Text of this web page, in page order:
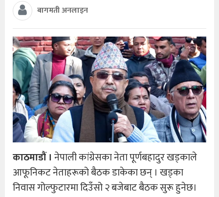
बागमती अनलाइन
काठमाडौं । नेपाली कांग्रेसका नेता पूर्णबहादुर खड्काले
आफूनिकट नेताहरूको बैठक डाकेका छन् । खड्का
निवास गोल्फुटारमा दिउँसो २ बजेबाट बैठक सुरू हुनेछ।